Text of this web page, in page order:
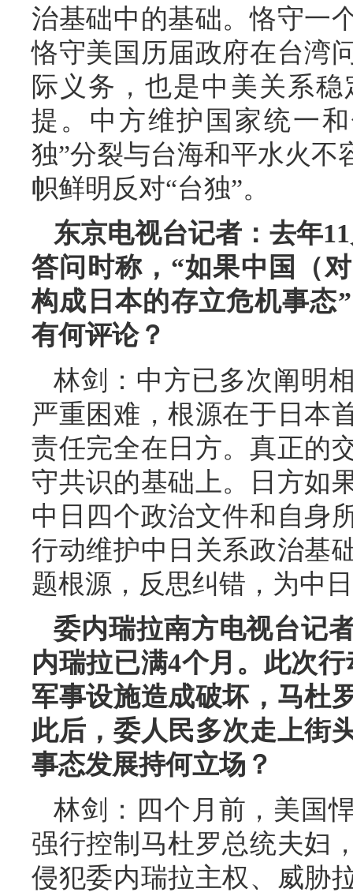
治基础中的基础。恪守一
恪守美国历届政府在台湾
际义务，也是中美关系
提。中方维护国家统一
独”分裂与台海和平水火不
帜鲜明反对“台独”。
东京电视台记者：去年
答问时称，“如果中国（
构成日本的存立危机事态
有何评论？
林剑：中方已多次阐明
严重困难，根源在于日本
责任完全在日方。真正的
守共识的基础上。日方如
中日四个政治文件和自身
行动维护中日关系政治基
题根源，反思纠错，为中
委内瑞拉南方电视台记
内瑞拉已满4个月。此次
军事设施造成破坏，马杜
此后，委人民多次走上街
事态发展持何立场？
林剑：四个月前，美国
强行控制马杜罗总统夫妇
侵犯委内瑞拉主权、威胁